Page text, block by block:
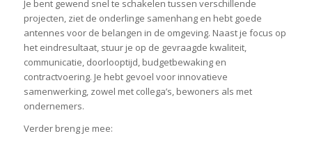
Je bent gewend snel te schakelen tussen verschillende
projecten, ziet de onderlinge samenhang en hebt goede
antennes voor de belangen in de omgeving. Naast je focus op
het eindresultaat, stuur je op de gevraagde kwaliteit,
communicatie, doorlooptijd, budgetbewaking en
contractvoering. Je hebt gevoel voor innovatieve
samenwerking, zowel met collega’s, bewoners als met
ondernemers.
Verder breng je mee: